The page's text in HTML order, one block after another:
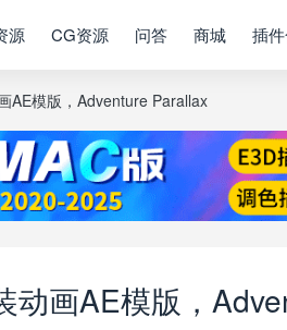
源 CG资源 问答 商城 插
AE模版，Adventure Parallax
动画AE模版，